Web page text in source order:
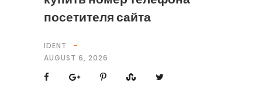
посетителя сайта
IDENT
AUGUST 6, 2026